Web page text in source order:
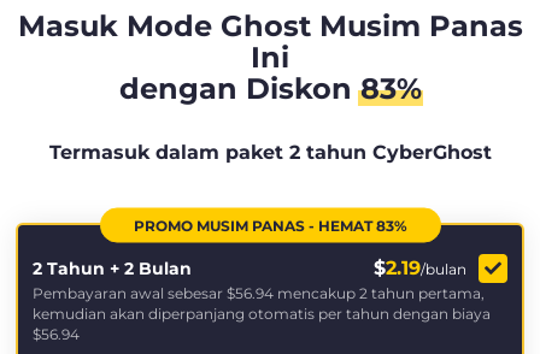
Masuk Mode Ghost Musim Panas
Ini
dengan Diskon83%
Termasuk dalam paket 2 tahun CyberGhost
PROMO MUSIM PANAS - HEMAT 83%
2 Tahun + 2 Bulan $2.19/bulan
Pembayaran awal sebesar $56.94 mencakup 2 tahun pertama,
kemudian akan diperpanjang otomatis per tahun dengan biaya
$56.94